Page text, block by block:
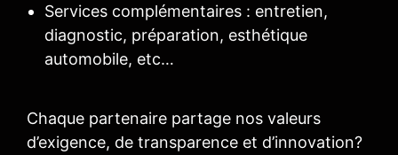
Services complémentaires : entretien,
diagnostic, préparation, esthétique
automobile, etc…
Chaque partenaire partage nos valeurs
d’exigence, de transparence et d’innovation?